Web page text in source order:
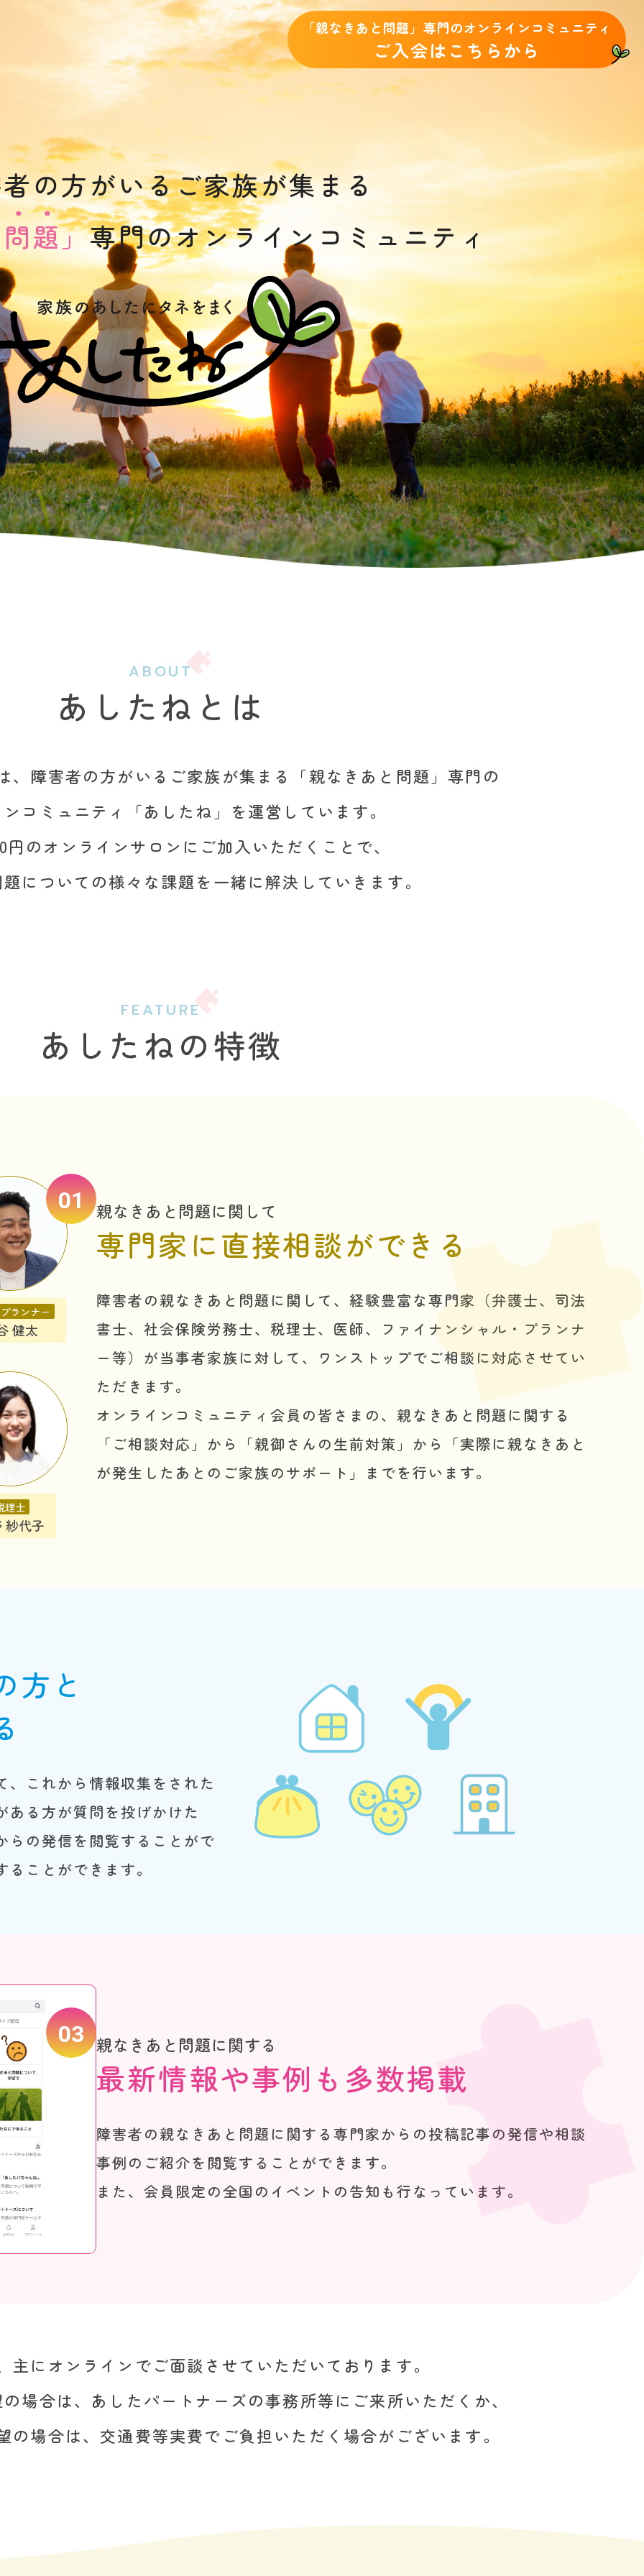
「親なきあと問題」専門のオンラインコミュニティ
ご入会はこちらから
の方がいるご家族が集まる
問題」専門のオンラインコミュニティ
ABOUT
あしたねとは
、障害者の方がいるご家族が集まる「親なきあと問題」専門の
コミュニティ「あしたね」を運営しています。
円のオンラインサロンにご加入いただくことで、
についての様々な課題を一緒に解決していきます。
FEATURE
あしたねの特徴
01 親なきあと問題に関して
専門家に直接相談ができる
障害者の親なきあと問題に関して、経験豊富な専門家（弁護士、司法
書士、社会保険労務士、税理士、医師、ファイナンシャル・プランナ
ー等）が当事者家族に対して、ワンストップでご相談に対応させてい
ただきます。
オンラインコミュニティ会員の皆さまの、親なきあと問題に関する
「ご相談対応」から「親御さんの生前対策」から「実際に親なきあと
が発生したあとのご家族のサポート」までを行います。
ランナー
健太
理士
紗代子
方と
これから情報収集をされた
ある方が質問を投げかけた
らの発信を閲覧することがで
ことができます。
03 親なきあと問題に関する
最新情報や事例も 多数掲載
障害者の親なきあと問題に関する専門家からの投稿記事の発信や相談
事例のご紹介を閲覧することができます。
また、会員限定の全国のイベントの告知も行なっています。
にオンラインでご面談させていただいております。
場合は、あしたパートナーズの事務所等にご来所いただくか、
の場合は、交通費等実費でご負担いただく場合がございます。